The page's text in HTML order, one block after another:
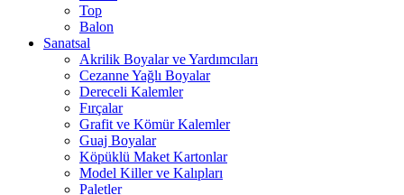
Top
Balon
Sanatsal
Akrilik Boyalar ve Yardımcıları
Cezanne Yağlı Boyalar
Dereceli Kalemler
Fırçalar
Grafit ve Kömür Kalemler
Guaj Boyalar
Köpüklü Maket Kartonlar
Model Killer ve Kalıpları
Paletler